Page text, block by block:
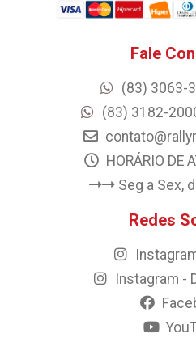
Fale
(83) 3063-
(83) 3182-
HORÁRIO DE
Seg a Sex,
Redes
Instagram -